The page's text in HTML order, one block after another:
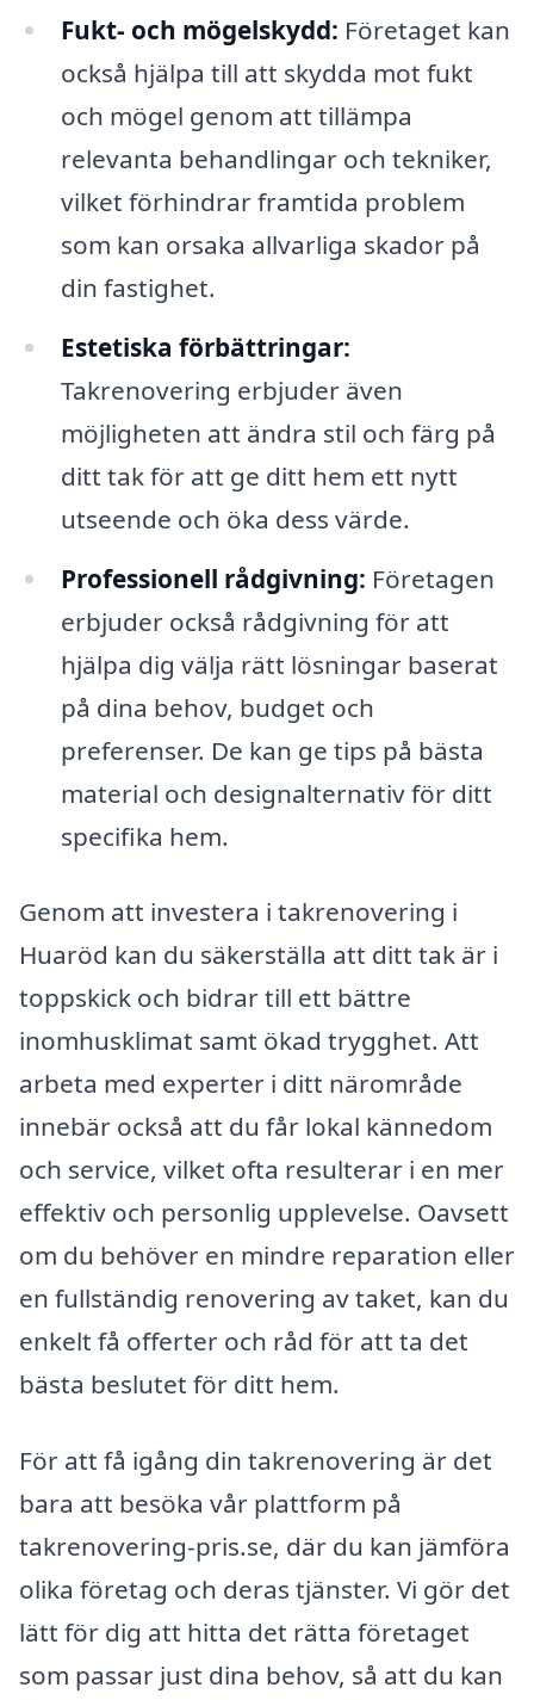
Fukt- och mögelskydd: Företaget kan
också hjälpa till att skydda mot fukt
och mögel genom att tillämpa
relevanta behandlingar och tekniker,
vilket förhindrar framtida problem
som kan orsaka allvarliga skador på
din fastighet.
Estetiska förbättringar:
Takrenovering erbjuder även
möjligheten att ändra stil och färg på
ditt tak för att ge ditt hem ett nytt
utseende och öka dess värde.
Professionell rådgivning: Företagen
erbjuder också rådgivning för att
hjälpa dig välja rätt lösningar baserat
på dina behov, budget och
preferenser. De kan ge tips på bästa
material och designalternativ för ditt
specifika hem.
Genom att investera i takrenovering i
Huaröd kan du säkerställa att ditt tak är i
toppskick och bidrar till ett bättre
inomhusklimat samt ökad trygghet. Att
arbeta med experter i ditt närområde
innebär också att du får lokal kännedom
och service, vilket ofta resulterar i en mer
effektiv och personlig upplevelse. Oavsett
om du behöver en mindre reparation eller
en fullständig renovering av taket, kan du
enkelt få offerter och råd för att ta det
bästa beslutet för ditt hem.
För att få igång din takrenovering är det
bara att besöka vår plattform på
takrenovering-pris.se, där du kan jämföra
olika företag och deras tjänster. Vi gör det
lätt för dig att hitta det rätta företaget
som passar just dina behov, så att du kan